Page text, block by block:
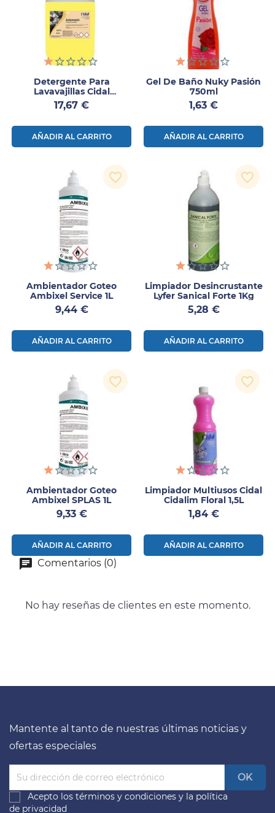
Detergente Para
Lavavajillas Cidal
Solomatic 12Kg
Precio
17,67 €
AÑADIR AL CARRITO
Gel De Baño Nuky Pasión
750ml
Precio
1,63 €
AÑADIR AL CARRITO
Ambientador Goteo
Ambixel Service 1L
Precio
9,44 €
AÑADIR AL CARRITO
favorite_border
Limpiador Desincrustante
Lyfer Sanical Forte 1Kg
Precio
5,28 €
AÑADIR AL CARRITO
favorite_border
Ambientador Goteo
Ambixel SPLAS 1L
Precio
9,33 €
AÑADIR AL CARRITO
favorite_border
Limpiador Multiusos Cidal
Cidalim Floral 1,5L
Precio
1,84 €
AÑADIR AL CARRITO
favorite_border
Comentarios (0)
No hay reseñas de clientes en este momento.
Mantente al tanto de nuestras últimas noticias y
ofertas especiales
Acepto los términos y condiciones y la política
de privacidad